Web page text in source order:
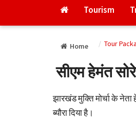
Tourism
Home Tour
सीएम हेमंत
झारखंड मुक्ति मोर्चा के
ब्यौरा दिया है।